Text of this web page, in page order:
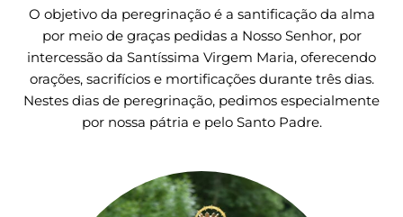
O objetivo da peregrinação é a santificação da alma
por meio de graças pedidas a Nosso Senhor, por
intercessão da Santíssima Virgem Maria, oferecendo
orações, sacrifícios e mortificações durante três dias.
Nestes dias de peregrinação, pedimos especialmente
por nossa pátria e pelo Santo Padre.